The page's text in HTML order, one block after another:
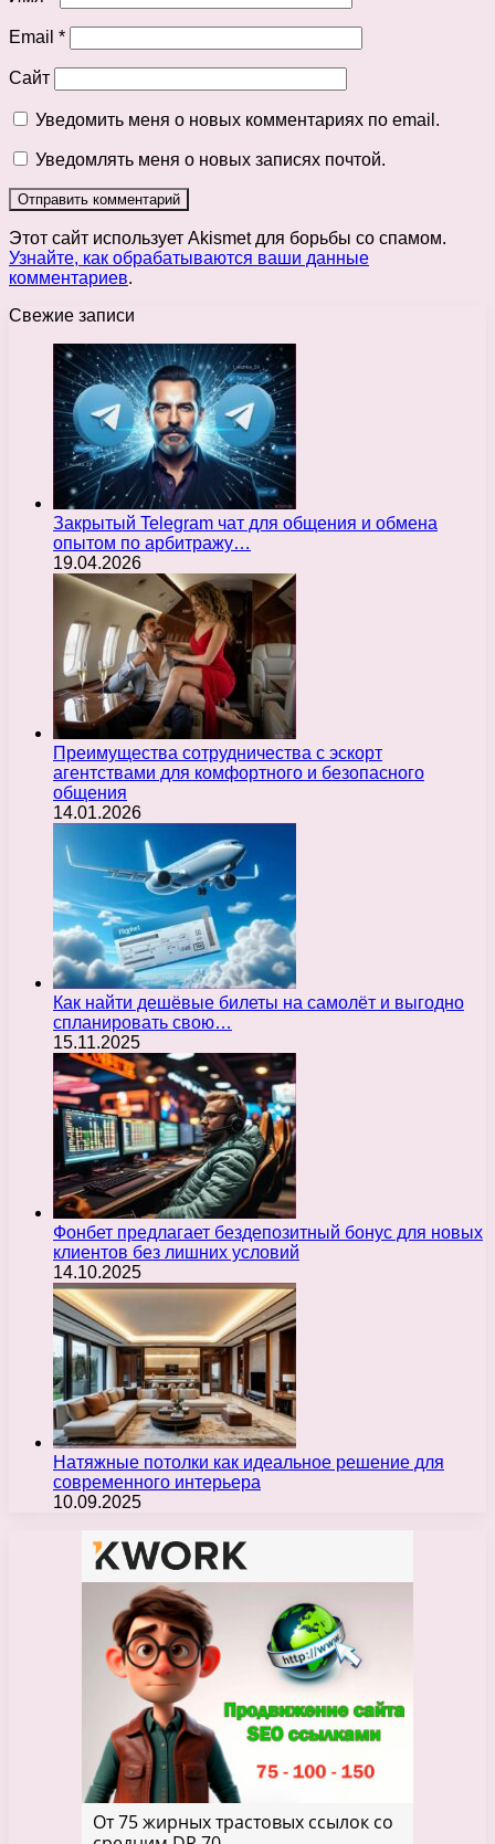
Email *
Сайт
Уведомить меня о новых комментариях по email.
Уведомлять меня о новых записях почтой.
Этот сайт использует Akismet для борьбы со спамом.
Узнайте, как обрабатываются ваши данные
комментариев.
Свежие записи
Закрытый Telegram чат для общения и обмена
опытом по арбитражу…
19.04.2026
Преимущества сотрудничества с эскорт
агентствами для комфортного и безопасного
общения
14.01.2026
Как найти дешёвые билеты на самолёт и выгодно
спланировать свою…
15.11.2025
Фонбет предлагает бездепозитный бонус для новых
клиентов без лишних условий
14.10.2025
Натяжные потолки как идеальное решение для
современного интерьера
10.09.2025